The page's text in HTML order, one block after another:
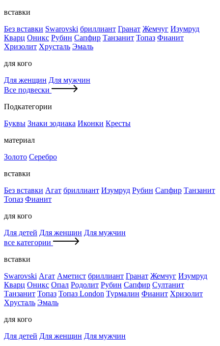
вставки
Без вставки Swarovski бриллиант Гранат Жемчуг Изумруд
Кварц Оникс Рубин Сапфир Танзанит Топаз Фианит
Хризолит Хрусталь Эмаль
для кого
Для женщин Для мужчин
Все подвески
Подкатегории
Буквы Знаки зодиака Иконки Кресты
материал
Золото Серебро
вставки
Без вставки Агат бриллиант Изумруд Рубин Сапфир Танзанит
Топаз Фианит
для кого
Для детей Для женщин Для мужчин
все категории
вставки
Swarovski Агат Аметист бриллиант Гранат Жемчуг Изумруд
Кварц Оникс Опал Родолит Рубин Сапфир Султанит
Танзанит Топаз Топаз London Турмалин Фианит Хризолит
Хрусталь Эмаль
для кого
Для детей Для женщин Для мужчин